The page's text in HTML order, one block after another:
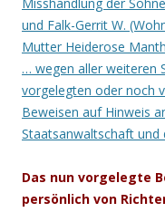
und Falk-Gerrit W.
Mutter Heiderose
… wegen aller weiteren
vorgelegten oder noch
Beweisen auf Hinweis
Staatsanwaltschaft und
Das nun vorgelegte
persönlich von